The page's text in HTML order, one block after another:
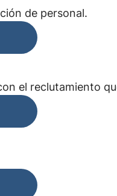
de personal.
el reclutamiento